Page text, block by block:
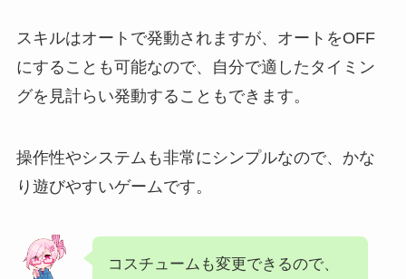
スキルはオートで発動されますが、オートをOFF
にすることも可能なので、自分で適したタイミン
グを見計らい発動することもできます。
操作性やシステムも非常にシンプルなので、かな
り遊びやすいゲームです。
コスチュームも変更できるので、